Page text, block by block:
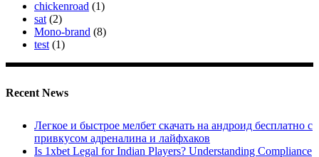
chickenroad (1)
sat (2)
Mono-brand (8)
test (1)
Recent News
Легкое и быстрое мелбет скачать на андроид бесплатно с
привкусом адреналина и лайфхаков
Is 1xbet Legal for Indian Players? Understanding Compliance